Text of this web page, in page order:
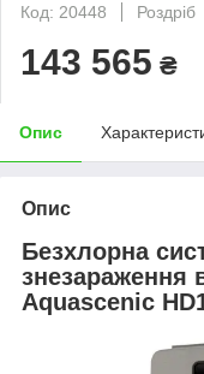
Код: 20448
Роздріб
143 565 ₴
Опис
Опис
Безхлорна
знезараження
Aquascenic